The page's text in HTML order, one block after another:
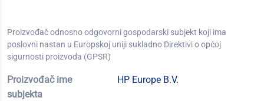
Proizvođač odnosno odgovorni gospodarski subjekt koji ima
poslovni nastan u Europskoj uniji sukladno Direktivi o općoj
sigurnosti proizvoda (GPSR)
Proizvođač ime
subjekta
HP Europe B.V.